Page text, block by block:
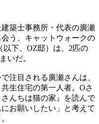
築士事務所・代表の廣瀬
う、キャットウォークの
以下、OZ邸）は、2匹の
いだ。
注目される廣瀬さんは、
生住宅の第一人者。Oさ
んちは猫の家』を読んで
お願いしたい」と考えて